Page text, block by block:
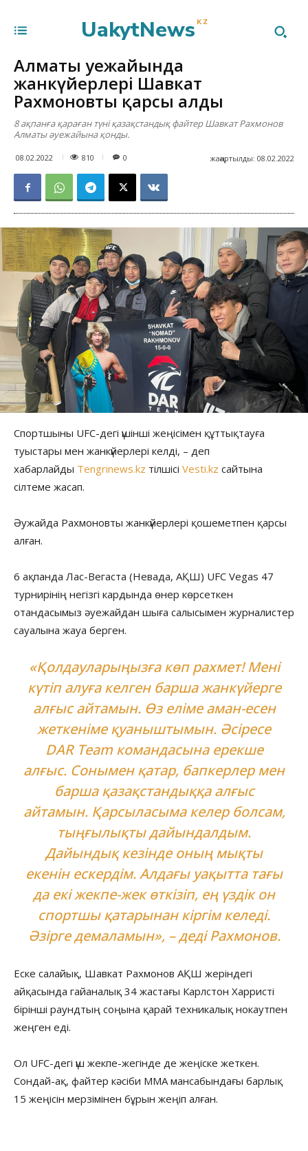
UakytNews KZ
Алматы әуежайында
жанкүйерлері Шавкат
Рахмоновты қарсы алды
8 ақпанға қараған түні қазақстандық файтер Шавкат Рахмонов
Алматы әуежайына қонды.
08.02.2022 810 жаңартылды: 08.02.2022
0
Спортшыны UFC-дегі үшінші жеңісімен құттықтауға
туыстары мен жанкүйерлері келді, – деп
хабарлайды Tengrinews.kz тілшісі Vesti.kz сайтына
сілтеме жасап.
Әужайда Рахмоновты жанкүйерлері қошеметпен қарсы
алған.
6 ақпанда Лас-Вегаста (Невада, АҚШ) UFC Vegas 47
турнирінің негізгі кардында өнер көрсеткен
отандасымыз әуежайдан шыға салысымен журналистер
сауалына жауа берген.
«Қолдауларыңызға көп рахмет! Мені
күтіп алуға келген барша жанкүйерге
алғыс айтамын. Өз еліме аман-есен
жеткеніме қуаныштымын. Әсіресе
DAR Team командасына ерекше
алғыс. Сонымен қатар, бапкерлер мен
барша қазақстандыққа алғыс
айтамын. Қарсыласыма келер болсам,
тыңғылықты дайындалдым.
Дайындық кезінде оның мықты
екенін ескердім. Алдағы уақытта тағы
да екі жекпе-жек өткізіп, ең үздік он
спортшы қатарынан кіргім келеді.
Әзірге демаламын», – деді Рахмонов.
Еске салайық, Шавкат Рахмонов АҚШ жеріндегі
айқасында гайаналық 34 жастағы Карлстон Харристі
бірінші раундтың соңына қарай техникалық нокаутпен
жеңген еді.
Ол UFC-дегі үш жекпе-жегінде де жеңіске жеткен.
Сондай-ақ, файтер кәсіби ММА мансабындағы барлық
15 жеңісін мерзімінен бұрын жеңіп алған.